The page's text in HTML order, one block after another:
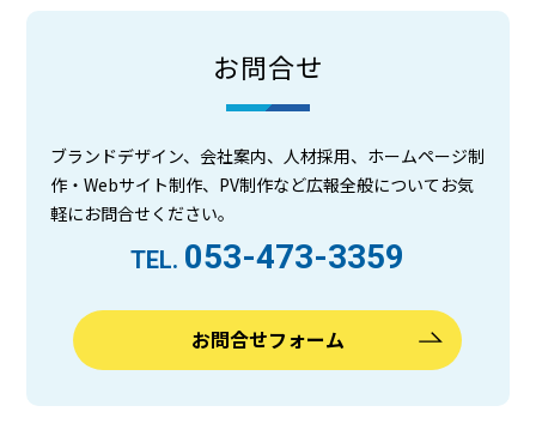
お問合せ
ブランドデザイン、会社案内、人材採用、ホームページ制
作・Webサイト制作、PV制作など広報全般についてお気
軽にお問合せください。
TEL. 053-473-3359
お問合せフォーム